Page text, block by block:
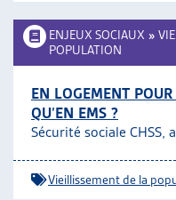
ENJEUX SOCIAUX »
POPULATION
EN LOGEMENT
QU’EN EMS ?
Sécurité sociale
Vieillissement de la